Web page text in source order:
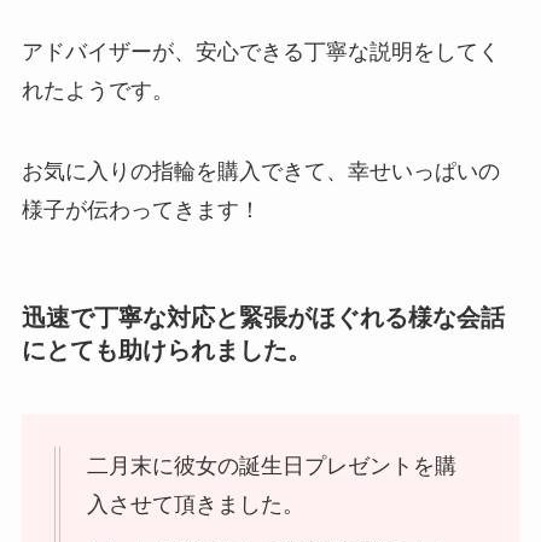
アドバイザーが、安心できる丁寧な説明をしてく
れたようです。
お気に入りの指輪を購入できて、幸せいっぱいの
様子が伝わってきます！
迅速で丁寧な対応と緊張がほぐれる様な会話
にとても助けられました。
二月末に彼女の誕生日プレゼントを購
入させて頂きました。